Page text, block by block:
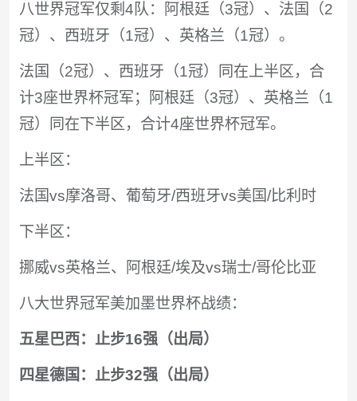
八世界冠军仅剩4队：阿根廷（3冠）、法国（2
冠）、西班牙（1冠）、英格兰（1冠）。
法国（2冠）、西班牙（1冠）同在上半区，合
计3座世界杯冠军；阿根廷（3冠）、英格兰（1
冠）同在下半区，合计4座世界杯冠军。
上半区：
法国vs摩洛哥、葡萄牙/西班牙vs美国/比利时
下半区：
挪威vs英格兰、阿根廷/埃及vs瑞士/哥伦比亚
八大世界冠军美加墨世界杯战绩：
五星巴西：止步16强（出局）
四星德国：止步32强（出局）